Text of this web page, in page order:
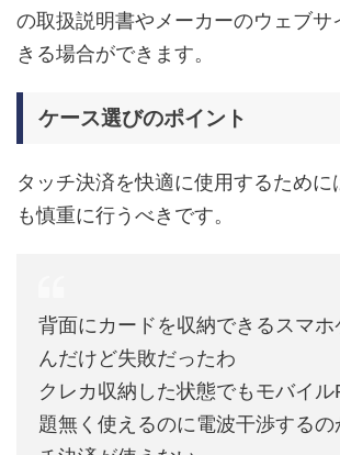
の取扱説明書やメーカーのウェブサ
きる場合ができます。
ケース選びのポイント
タッチ決済を快適に使用するために
も慎重に行うべきです。
背面にカードを収納できるスマホ
んだけど失敗だったわ
クレカ収納した状態でもモバイル
題無く使えるのに電波干渉するの